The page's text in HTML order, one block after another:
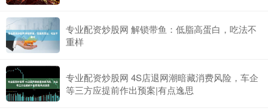
专业配资炒股网 解锁带鱼：低脂高蛋白，吃法不
重样
专业配资炒股网 4S店退网潮暗藏消费风险，车企
等三方应提前作出预案|有点逸思